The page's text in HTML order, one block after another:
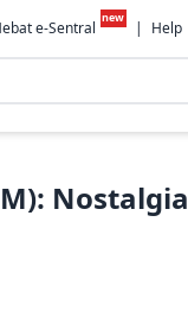
e-Sentral
new
| Help
Nostalgia